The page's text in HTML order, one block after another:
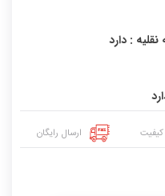
: دارد
ارسال رایگان